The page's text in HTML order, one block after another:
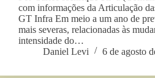
com informações da Articulação
GT Infra Em meio a um ano de
mais severas, relacionadas às
intensidade do…
Daniel Levi
6 de agosto